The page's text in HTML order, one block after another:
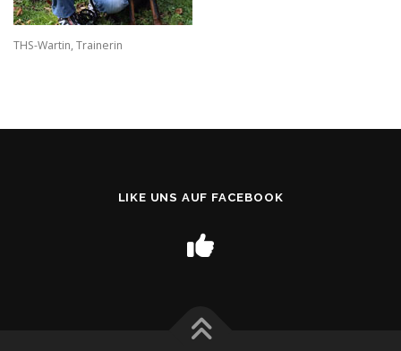
THS-Wartin, Trainerin
LIKE UNS AUF FACEBOOK